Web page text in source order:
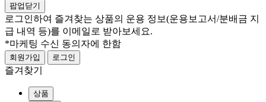
팝업닫기
로그인하여 즐겨찾는 상품의 운용 정보(운용보고서/분배금 지
급 내역 등)를 이메일로 받아보세요.
*마케팅 수신 동의자에 한함
회원가입 로그인
즐겨찾기
상품